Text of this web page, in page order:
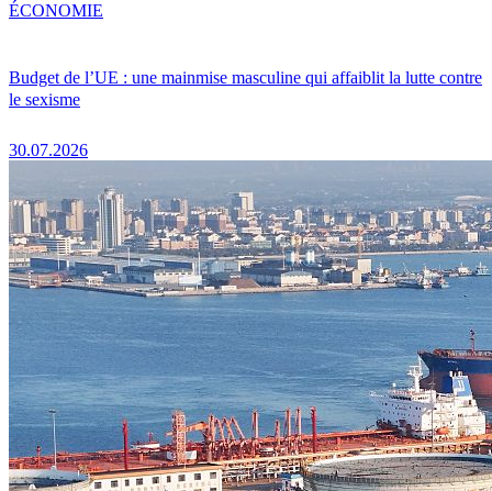
Budget de l’UE : une mainmise masculine qui affaiblit la lutte contre
le sexisme
30.07.2026
ÉCONOMIE